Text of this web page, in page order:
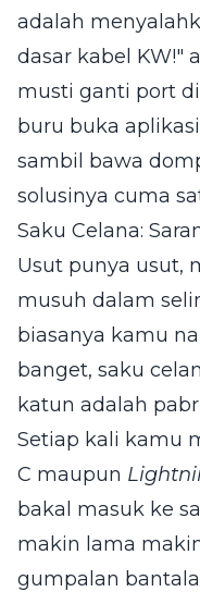
adalah
dasar kabel KW!"
musti ganti port
buru buka
sambil bawa
solusinya cuma
Saku Celana:
Usut punya usut,
musuh dalam
biasanya kamu
banget, saku
katun adalah
Setiap kali kamu
C maupun
bakal masuk ke
makin lama
gumpalan